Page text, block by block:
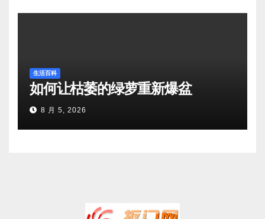
生活百科
如何让枯萎的绿萝重新爆盆
8 月 5, 2026